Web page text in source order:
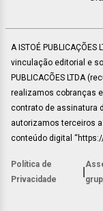
A ISTOÉ
vinculação editorial e
PUBLICACÕES LTDA
realizamos cobranças
contrato de assinatura
autorizamos terceiros
conteúdo digital
Política de
Privacidade